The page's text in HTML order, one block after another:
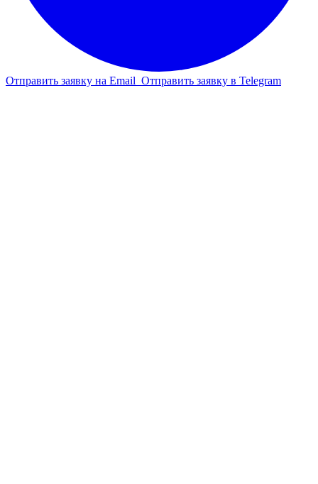
Отправить заявку на Email Отправить заявку в Telegram